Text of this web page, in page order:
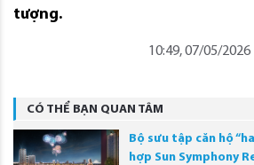
tượng.
10:49, 07/05/2026
CÓ THỂ BẠN QUAN TÂM
Bộ sưu tập căn hộ
hợp Sun Symphony